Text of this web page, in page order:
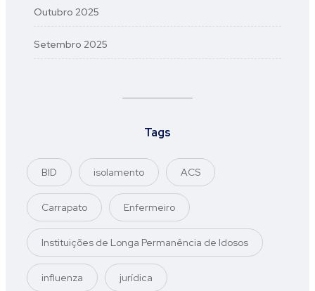
Outubro 2025
Setembro 2025
Tags
BID isolamento ACS
Carrapato Enfermeiro
Instituições de Longa Permanência de Idosos
influenza jurídica